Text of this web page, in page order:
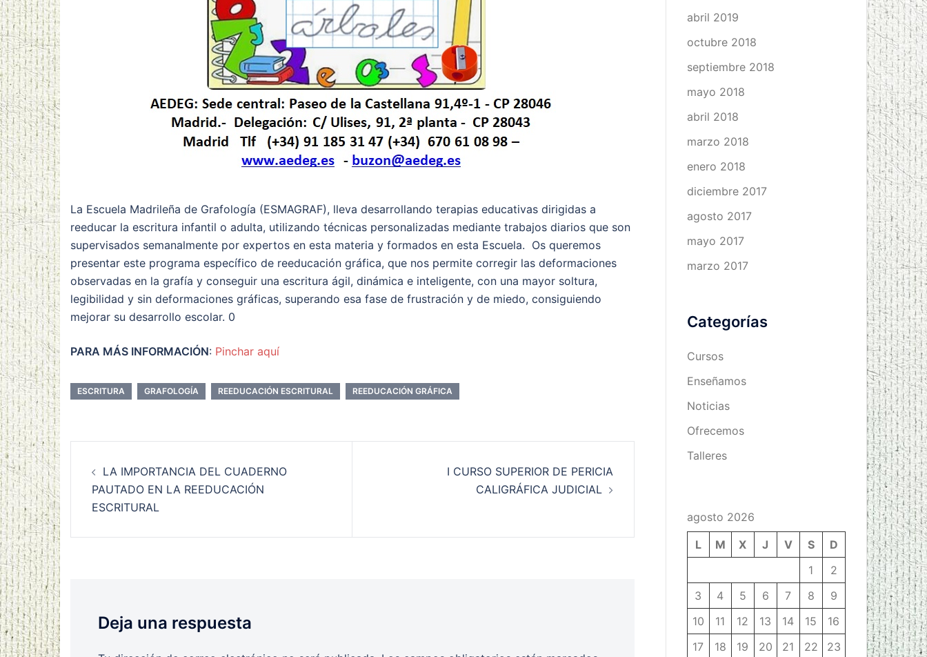
La Escuela Madrileña de Grafología (ESMAGRAF), lleva desarrollando terapias educativas dirigidas a
reeducar la escritura infantil o adulta, utilizando técnicas personalizadas mediante trabajos diarios que son
supervisados semanalmente por expertos en esta materia y formados en esta Escuela. Os queremos
presentar este programa específico de reeducación gráfica, que nos permite corregir las deformaciones
observadas en la grafía y conseguir una escritura ágil, dinámica e inteligente, con una mayor soltura,
legibilidad y sin deformaciones gráficas, superando esa fase de frustración y de miedo, consiguiendo
mejorar su desarrollo escolar. 0
PARA MÁS INFORMACIÓN: Pinchar aquí
ESCRITURA GRAFOLOGÍA REEDUCACIÓN ESCRITURAL REEDUCACIÓN GRÁFICA
de
LA IMPORTANCIA DEL CUADERNO
PAUTADO EN LA REEDUCACIÓN
ESCRITURAL
I CURSO SUPERIOR DE PERICIA
CALIGRÁFICA JUDICIAL
Deja una respuesta
abril 2019
octubre 2018
septiembre 2018
mayo 2018
abril 2018
marzo 2018
enero 2018
diciembre 2017
agosto 2017
mayo 2017
marzo 2017
Categorías
Cursos
Enseñamos
Noticias
Ofrecemos
Talleres
agosto 2026
L
M X J V S
D
1
2
3
4 5 6 7 8
9
10
11 12 13 14 15
16
17
18 19 20 21 22
23